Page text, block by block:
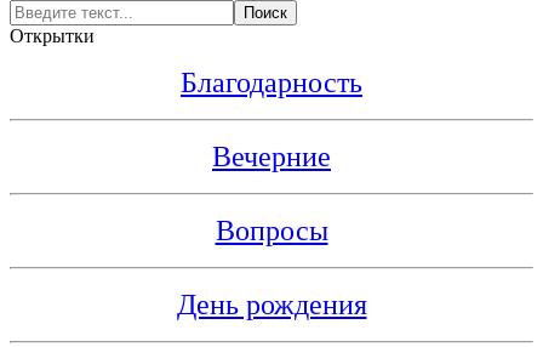
Поиск
Открытки
Благодарность
Вечерние
Вопросы
День рождения